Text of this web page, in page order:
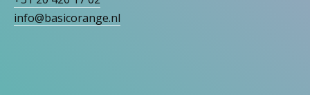
info@basicorange.nl